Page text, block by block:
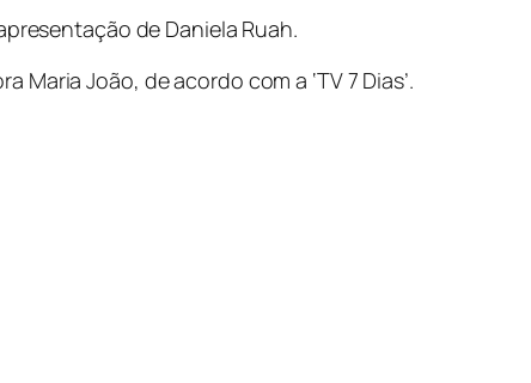
de Daniela Ruah.
João, de acordo com a ‘TV 7 Dias’.